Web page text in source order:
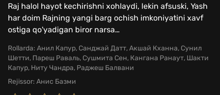
Raj halol hayot kechirishni xohlaydi, lekin afsuski, Yash
har doim Rajning yangi barg ochish imkoniyatini xavf
ostiga qo'yadigan biror narsa…
Rollarda: Анил Капур, Санджай Датт, Акшай Кханна, Сунил
Шетти, Пареш Раваль, Сушмита Сен, Кангана Ранаут, Шакти
Капур, Ниту Чандра, Раджеш Балвани
Rejissor: Анис Базми